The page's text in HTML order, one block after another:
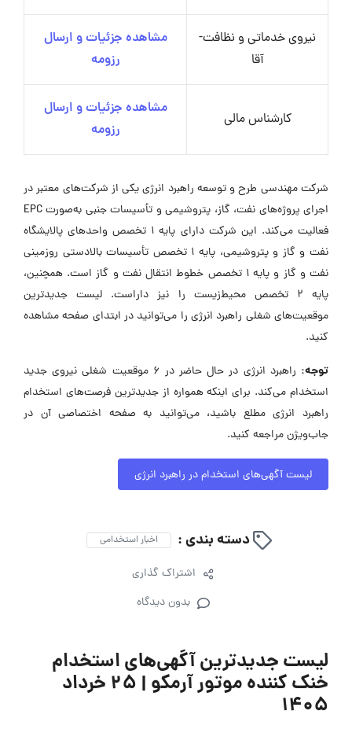
نیروی خدماتی و نظافت-
آقا
مشاهده جزئیات و ارسال
رزومه
کارشناس مالی
مشاهده جزئیات و ارسال
رزومه
شرکت مهندسی طرح و توسعه راهبرد انرژی یکی از شرکت‌های معتبر در
اجرای پروژه‌های نفت، گاز، پتروشیمی و تأسیسات جنبی به‌صورت EPC
فعالیت می‌کند. این شرکت دارای پایه ۱ تخصص واحدهای پالایشگاه
نفت و گاز و پتروشیمی، پایه ۱ تخصص تأسیسات بالادستی روزمینی
نفت و گاز و پایه ۱ تخصص خطوط انتقال نفت و گاز است. همچنین،
پایه ۲ تخصص محیط‌زیست را نیز داراست. لیست جدیدترین
موقعیت‌های شغلی راهبرد انرژی را می‌توانید در ابتدای صفحه مشاهده
کنید.
توجه:
راهبرد انرژی در حال حاضر در ۶ موقعیت شغلی نیروی جدید
استخدام می‌کند. برای اینکه همواره از جدیدترین فرصت‌های استخدام
راهبرد انرژی مطلع باشید، می‌توانید به صفحه اختصاصی آن در
جاب‌ویژن مراجعه کنید.
لیست آگهی‌های استخدام در راهبرد انرژی
دسته بندی : اخبار استخدامی
اشتراک گذاری
بدون دیدگاه
لیست جدیدترین آگهی‌های استخدام
خنک کننده موتور آرمکو | ۲۵ خرداد
۱۴۰۵